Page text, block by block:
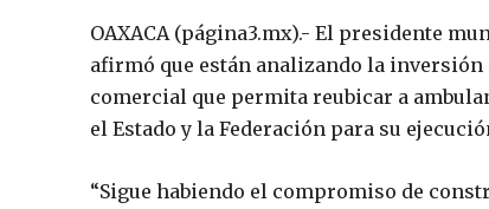
OAXACA (página3.mx).- El presidente
afirmó que están analizando la
comercial que permita reubicar a
el Estado y la Federación para su
“Sigue habiendo el compromiso de